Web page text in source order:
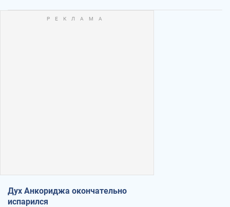
Дух Анкориджа окончательно
испарился